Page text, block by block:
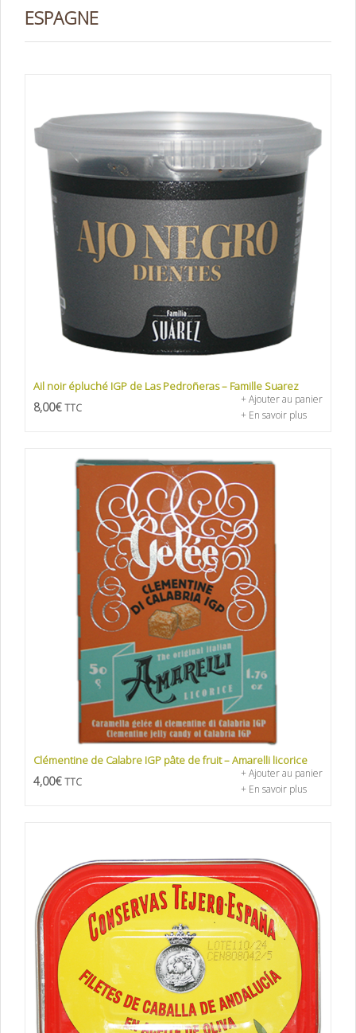
ESPAGNE
Ail noir épluché IGP de Las Pedroñeras – Famille Suarez
8,00€ TTC
+ Ajouter au panier
+ En savoir plus
Clémentine de Calabre IGP pâte de fruit – Amarelli licorice
4,00€ TTC
+ Ajouter au panier
+ En savoir plus